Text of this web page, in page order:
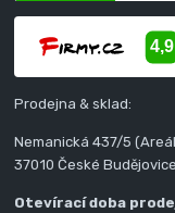
Prodejna & sklad:
Nemanická 437/5 (Areál
37010 České Budějovice
Otevírací doba